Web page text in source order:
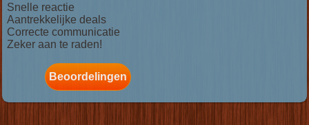
Snelle reactie
Aantrekkelijke deals
Correcte communicatie
Zeker aan te raden!
Beoordelingen